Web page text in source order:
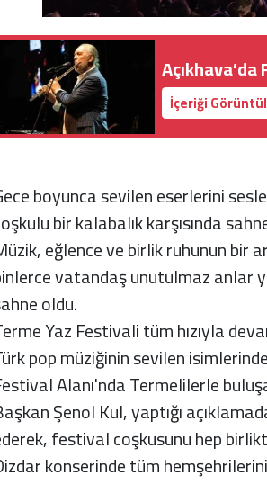
İçeriği
boyunca sevilen eserlerini
bir kalabalık karşısında
eğlence ve birlik ruhunun bir
vatandaş unutulmaz anlar
oldu.
Yaz Festivali tüm hızıyla
pop müziğinin sevilen
Alanı'nda Termelilerle
Şenol Kul, yaptığı
festival coşkusunu hep
konserinde tüm